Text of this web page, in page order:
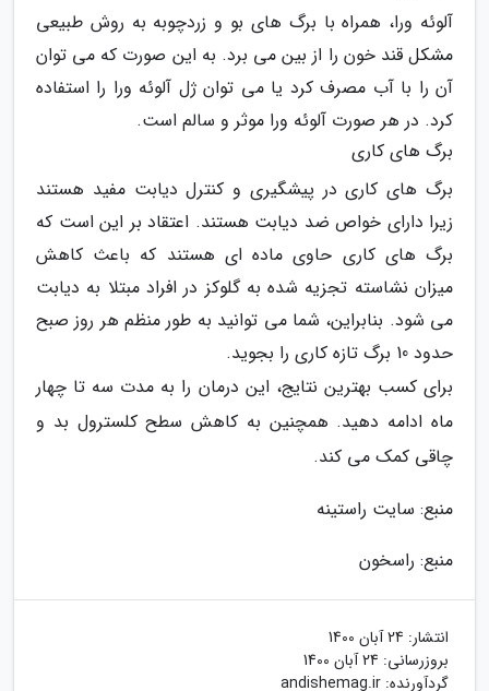
آلوئه ورا، همراه با برگ های بو و زردچوبه به روش طبیعی
مشکل قند خون را از بین می برد. به این صورت که می توان
آن را با آب مصرف کرد یا می توان ژل آلوئه ورا را استفاده
کرد. در هر صورت آلوئه ورا موثر و سالم است.
برگ های کاری
برگ های کاری در پیشگیری و کنترل دیابت مفید هستند
زیرا دارای خواص ضد دیابت هستند. اعتقاد بر این است که
برگ های کاری حاوی ماده ای هستند که باعث کاهش
میزان نشاسته تجزیه شده به گلوکز در افراد مبتلا به دیابت
می شود. بنابراین، شما می توانید به طور منظم هر روز صبح
حدود 10 برگ تازه کاری را بجوید.
برای کسب بهترین نتایج، این درمان را به مدت سه تا چهار
ماه ادامه دهید. همچنین به کاهش سطح کلسترول بد و
چاقی کمک می کند.
منبع: سایت راستینه
منبع: راسخون
انتشار: 24 آبان 1400
بروزرسانی: 24 آبان 1400
گردآورنده: andishemag.ir